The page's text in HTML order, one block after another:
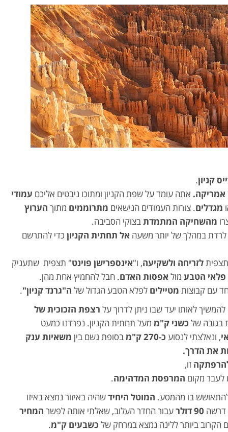
קניון.
אמריקה. אתה עומד על שפת הקניון ומתוכו ניבטים אליכם עמודי
מגדלים. צורות העמודים הנישאים מתרוממים מתוך הערוץ
מהשחיקה המתמדתבצוקי הסביבה.
לרדת במהלך של יותר משעה אל תחתית הקניון כדי להתרשם
לזריחה ולשקיעה, ו"אינספרישן פוינט" תצפית שתעניק
פלאי הטבע מול אפסות האדם. חבל להחמיץ אחת מהן.
עם קבוצות מטיילים לפלא הטבע הגדול של ה"גרנד קניון".
לאותו יעד שבו ניתן לדרוך על רצפת הזכוכית של
בגובה של כשני ק"מ מעל תחתית הקניון. נפרדנו כמעט
, ונאלצתי לנסוע כ-270 ק"מ בסופת גשם בין משאיות ענק
את הדרך.
זו,
לעבר מקום המרפסת המדהימה.
בו מהמסע. המוטל היחידשהיה באיזור נמצא באיזו
דרשה 90 דולר עבור החדר העלוב, שאלתי אותה לפשר המחיר
הקרוב ביותר ללינה נמצא במרחק של כשבעים ק"מ.